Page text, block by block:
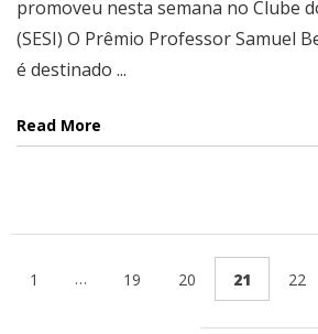
promoveu nesta semana no Clube
(SESI) O Prêmio Professor Samuel
é destinado ...
Read More
1 … 19 20 21 22